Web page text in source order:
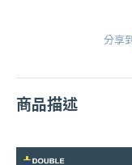
分享
商品描述